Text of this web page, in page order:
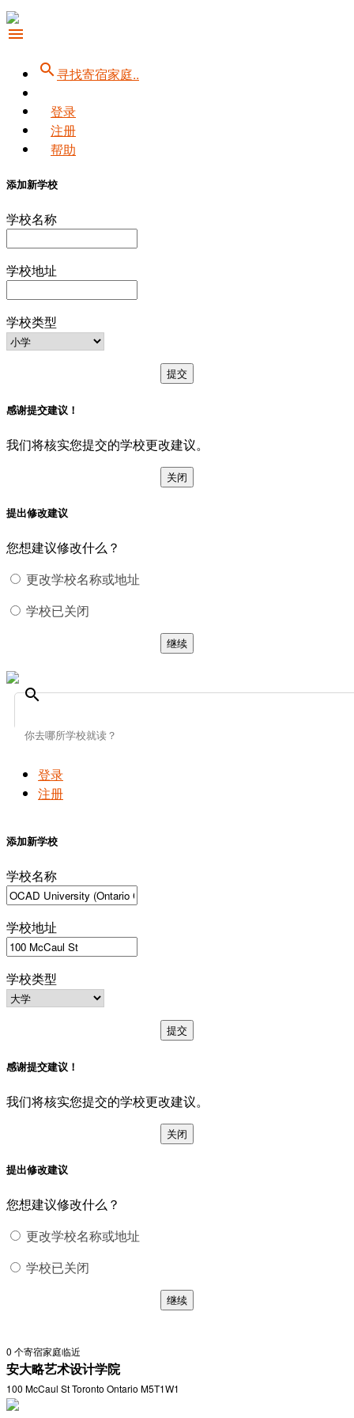
menu
search寻找寄宿家庭..
登录
注册
帮助
添加新学校
学校名称
学校地址
学校类型
提交
感谢提交建议！
我们将核实您提交的学校更改建议。
关闭
提出修改建议
您想建议修改什么？
更改学校名称或地址
学校已关闭
继续
search
登录
注册
添加新学校
学校名称
学校地址
学校类型
提交
感谢提交建议！
我们将核实您提交的学校更改建议。
关闭
提出修改建议
您想建议修改什么？
更改学校名称或地址
学校已关闭
继续
0 个寄宿家庭临近
安大略艺术设计学院
100 McCaul St Toronto Ontario M5T1W1